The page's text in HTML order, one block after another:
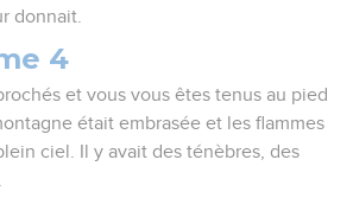
donnait.
4
et vous vous êtes tenus au pied
était embrasée et les flammes
ciel. Il y avait des ténèbres, des